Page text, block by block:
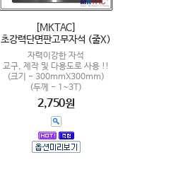
[MKTAC]
초강력단면판고무자석 (줄X)
자력이강한 자석
교구, 제작 및 다용도로 사용 !!
(크기 - 300mmX300mm)
(두께 - 1~3T)
2,750원